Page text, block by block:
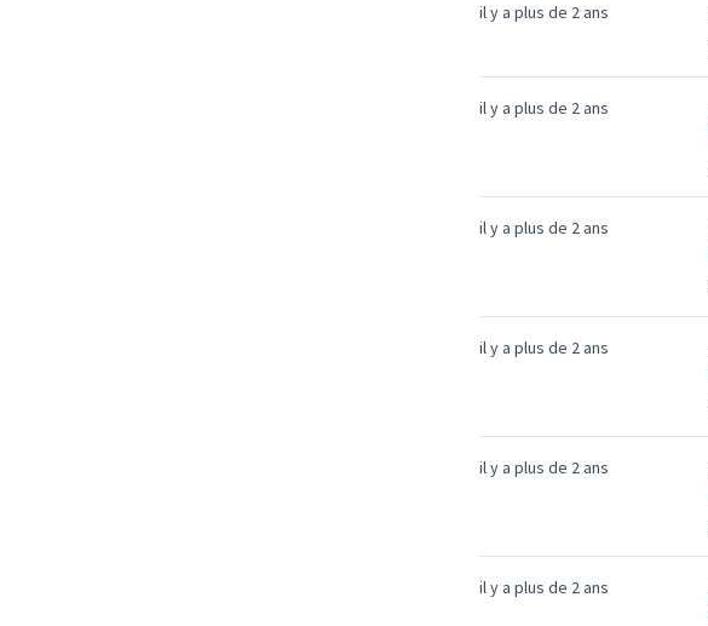
il y a plus de 2 ans
il y a plus de 2 ans
il y a plus de 2 ans
il y a plus de 2 ans
il y a plus de 2 ans
il y a plus de 2 ans